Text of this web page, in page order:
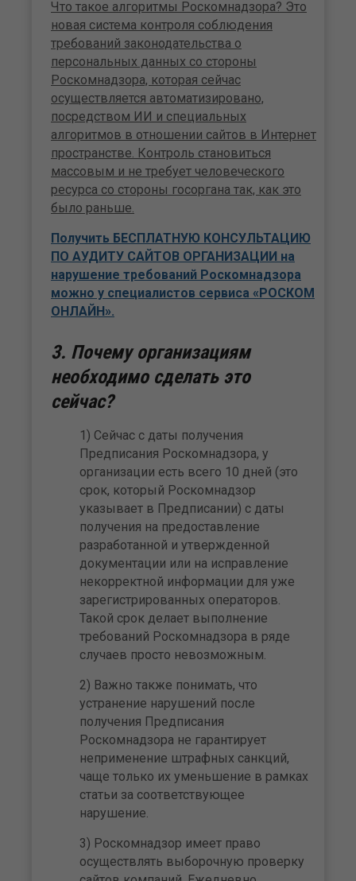
Что такое алгоритмы Роскомнадзора? Это
новая система контроля соблюдения
требований законодательства о
персональных данных со стороны
Роскомнадзора, которая сейчас
осуществляется автоматизировано,
посредством ИИ и специальных
алгоритмов в отношении сайтов в Интернет
пространстве. Контроль становиться
массовым и не требует человеческого
ресурса со стороны госоргана так, как это
было раньше.
Получить БЕСПЛАТНУЮ КОНСУЛЬТАЦИЮ
ПО АУДИТУ САЙТОВ ОРГАНИЗАЦИИ на
нарушение требований Роскомнадзора
можно у специалистов сервиса «РОСКОМ
ОНЛАЙН».
3. Почему организациям
необходимо сделать это
сейчас?
1) Сейчас с даты получения
Предписания Роскомнадзора, у
организации есть всего 10 дней (это
срок, который Роскомнадзор
указывает в Предписании) с даты
получения на предоставление
разработанной и утвержденной
документации или на исправление
некорректной информации для уже
зарегистрированных операторов.
Такой срок делает выполнение
требований Роскомнадзора в ряде
случаев просто невозможным.
2) Важно также понимать, что
устранение нарушений после
получения Предписания
Роскомнадзора не гарантирует
неприменение штрафных санкций,
чаще только их уменьшение в рамках
статьи за соответствующее
нарушение.
3) Роскомнадзор имеет право
осуществлять выборочную проверку